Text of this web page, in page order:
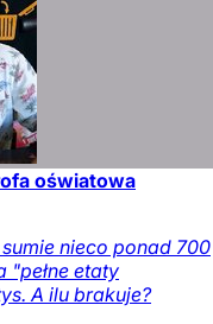
oświatowa
nieco ponad 700
"pełne etaty
A ilu brakuje?